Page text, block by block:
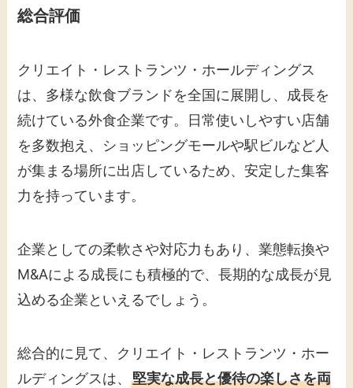
総合評価
クリエイト・レストランツ・ホールディングス
は、多様な飲食ブランドを全国に展開し、成長を
続けている外食企業です。日常使いしやすい店舗
を多数抱え、ショッピングモールや駅ビルなど人
が集まる場所に出店しているため、安定した集客
力を持っています。
企業としての柔軟さや対応力もあり、業態転換や
M&Aによる成長にも積極的で、長期的な成長が見
込める企業といえるでしょう。
総合的に見て、クリエイト・レストランツ・ホー
ルディングスは、堅実な成長と優待の楽しさを両